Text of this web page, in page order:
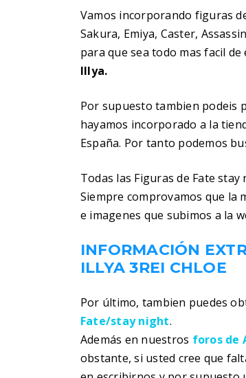
Vamos incorporando figuras
Sakura, Emiya, Caster,
para que sea todo mas facil
Illya.
Por supuesto tambien podeis
hayamos incorporado a la
España. Por tanto podemos
Todas las Figuras de Fate
Siempre comprovamos que la
e imagenes que subimos a la
INFORMACIÓN
ILLYA 3REI CHLOE
Por último, tambien puedes
Fate/stay night.
Además en nuestros foros de
obstante, si usted cree que